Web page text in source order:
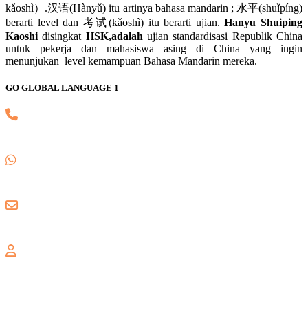
kǎoshì）.汉语(Hànyǔ) itu artinya bahasa mandarin ; 水平(shuǐpíng)
berarti level dan 考试(kǎoshì) itu berarti ujian.Hanyu Shuiping
Kaoshi disingkat HSK,adalah ujian standardisasi Republik China
untuk pekerja dan mahasiswa asing di China yang ingin
menunjukan level kemampuan Bahasa Mandarin mereka.
GO GLOBAL LANGUAGE 1